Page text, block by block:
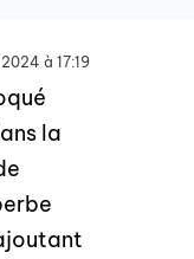
à 17:19
la